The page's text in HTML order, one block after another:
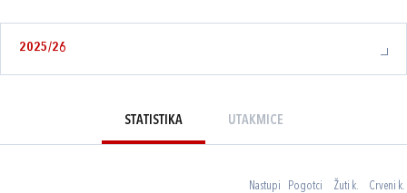
2025/26
STATISTIKA UTAKMICE
Nastupi Pogotci Žuti k. Crveni k.